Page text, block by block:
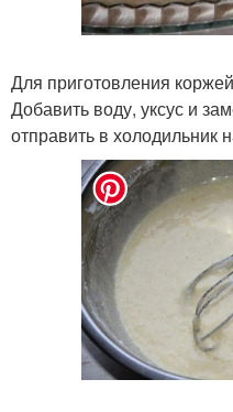
Для приготовления
Добавить воду, уксус и
отправить в холодильник